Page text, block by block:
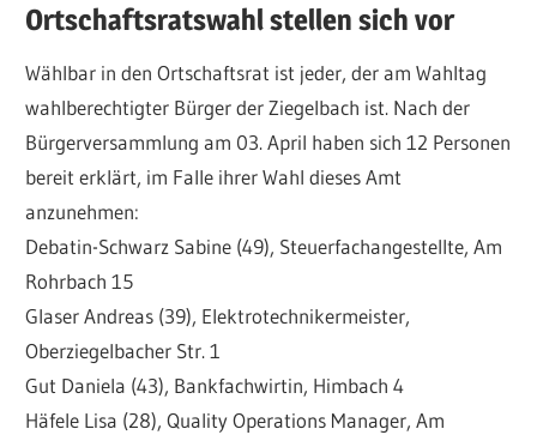
Ortschaftsratswahl stellen sich vor
Wählbar in den Ortschaftsrat ist jeder, der am Wahltag
wahlberechtigter Bürger der Ziegelbach ist. Nach der
Bürgerversammlung am 03. April haben sich 12 Personen
bereit erklärt, im Falle ihrer Wahl dieses Amt
anzunehmen:
Debatin-Schwarz Sabine (49), Steuerfachangestellte, Am
Rohrbach 15
Glaser Andreas (39), Elektrotechnikermeister,
Oberziegelbacher Str. 1
Gut Daniela (43), Bankfachwirtin, Himbach 4
Häfele Lisa (28), Quality Operations Manager, Am